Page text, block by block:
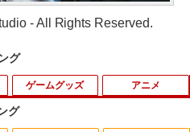
- All Rights Reserved.
グ
ゲームグッズ アニメ
グ